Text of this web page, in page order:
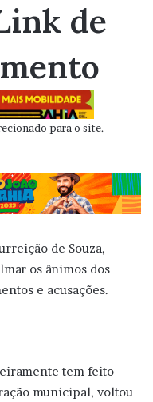
de
para o site.
de Souza,
os ânimos dos
e acusações.
tem feito
municipal, voltou